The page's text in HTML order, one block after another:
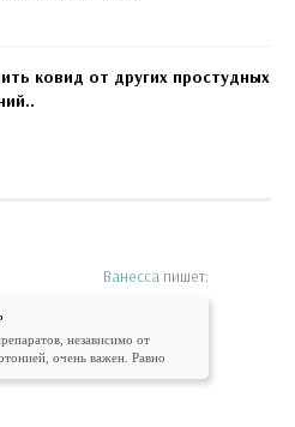
ковид от других простудных
Ванесса пишет:
независимо от
очень важен. Равно